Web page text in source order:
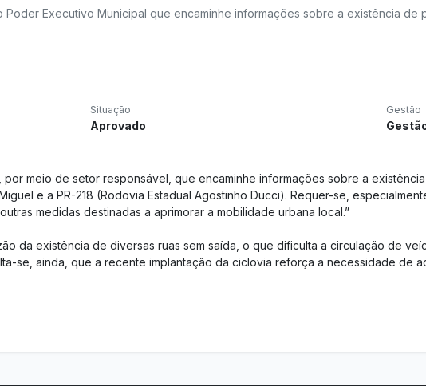
Poder Executivo Municipal que encaminhe informações sobre a existência
Situação
Aprovado
Gestão
por meio de setor responsável, que encaminhe informações sobre a
e a PR-218 (Rodovia Estadual Agostinho Ducci). Requer-se,
medidas destinadas a aprimorar a mobilidade urbana local.”
da existência de diversas ruas sem saída, o que dificulta a circulação de
se, ainda, que a recente implantação da ciclovia reforça a necessidade de